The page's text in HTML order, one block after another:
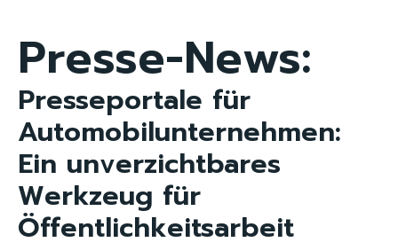
Presse-News:
Presseportale für
Automobilunternehmen:
Ein unverzichtbares
Werkzeug für
Öffentlichkeitsarbeit